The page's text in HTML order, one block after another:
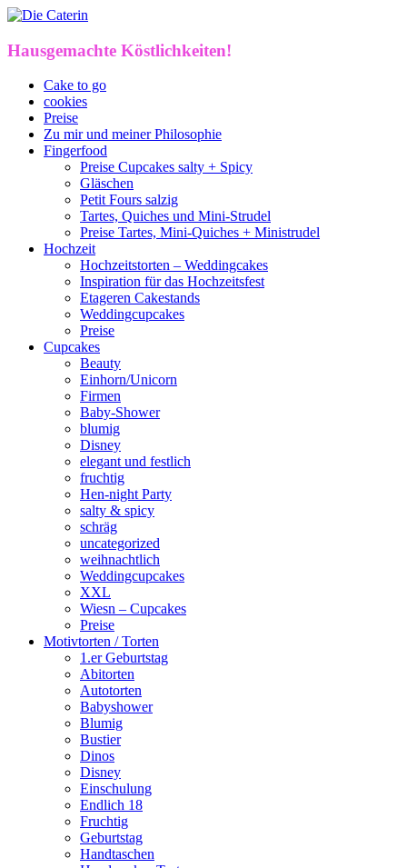
Hausgemachte Köstlichkeiten!
Cake to go
cookies
Preise
Zu mir und meiner Philosophie
Fingerfood
Preise Cupcakes salty + Spicy
Gläschen
Petit Fours salzig
Tartes, Quiches und Mini-Strudel
Preise Tartes, Mini-Quiches + Ministrudel
Hochzeit
Hochzeitstorten – Weddingcakes
Inspiration für das Hochzeitsfest
Etageren Cakestands
Weddingcupcakes
Preise
Cupcakes
Beauty
Einhorn/Unicorn
Firmen
Baby-Shower
blumig
Disney
elegant und festlich
fruchtig
Hen-night Party
salty & spicy
schräg
uncategorized
weihnachtlich
Weddingcupcakes
XXL
Wiesn – Cupcakes
Preise
Motivtorten / Torten
1.er Geburtstag
Abitorten
Autotorten
Babyshower
Blumig
Bustier
Dinos
Disney
Einschulung
Endlich 18
Fruchtig
Geburtstag
Handtaschen